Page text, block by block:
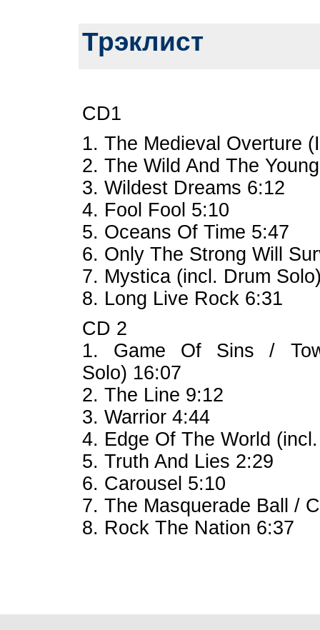
Трэклист
CD1
1. The Medieval Overture
2. The Wild And The
3. Wildest Dreams 6:12
4. Fool Fool 5:10
5. Oceans Of Time 5:47
6. Only The Strong Will
7. Mystica (incl. Drum
8. Long Live Rock 6:31
CD 2
1. Game Of Sins /
Solo) 16:07
2. The Line 9:12
3. Warrior 4:44
4. Edge Of The World
5. Truth And Lies 2:29
6. Carousel 5:10
7. The Masquerade Ball /
8. Rock The Nation 6:37